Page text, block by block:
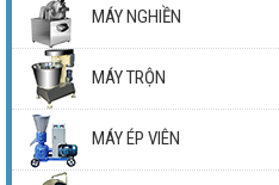
MÁY NGHIỀN
MÁY TRỘN
MÁY ÉP VIÊN